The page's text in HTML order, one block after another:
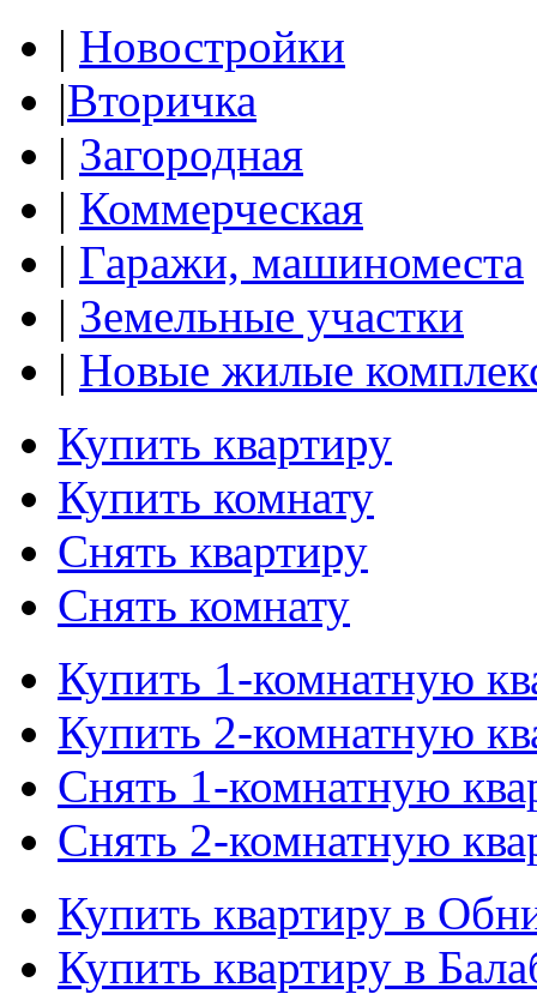
| Новостройки
|Вторичка
| Загородная
| Коммерческая
| Гаражи, машиноместа
| Земельные участки
| Новые жилые
Купить квартиру
Купить комнату
Снять квартиру
Снять комнату
Купить 1-комнатную
Купить 2-комнатную
Снять 1-комнатную
Снять 2-комнатную
Купить квартиру в
Купить квартиру в